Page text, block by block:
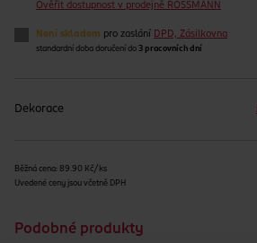
Ověřit dostupnost v prodejně ROSSMANN
Není skladem pro zaslání DPD, Zásilkovna
standardní doba doručení do 3 pracovních dní
Dekorace
Běžná cena: 89.90 Kč/ks
Uvedené ceny jsou včetně DPH
Podobné produkty